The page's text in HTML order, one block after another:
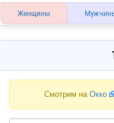
Женщины
Смотрим на Окко